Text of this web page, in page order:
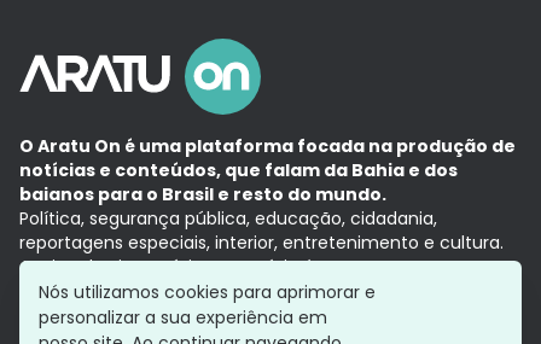
O Aratu On é uma plataforma focada na produção de
notícias e conteúdos, que falam da Bahia e dos
baianos para o Brasil e resto do mundo.
Política, segurança pública, educação, cidadania,
reportagens especiais, interior, entretenimento e cultura.
Aqui, tudo vira notícia e a notícia é no tempo presente,
com a credibilidade do Grupo Aratu.
Grupo Aratu
Política de privacidade
Nós utilizamos cookies para aprimorar e
personalizar a sua experiência em